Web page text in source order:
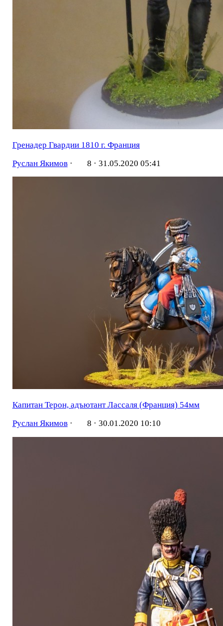
Гренадер Гвардии 1810 г. Франция
Руслан Якимов· 8 · 31.05.2020 05:41
Капитан Терон, адъютант Лассаля (Франция) 54мм
Руслан Якимов· 8 · 30.01.2020 10:10